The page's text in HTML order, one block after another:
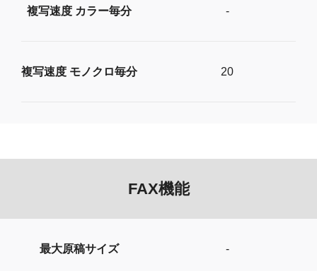
複写速度 カラー毎分 -
複写速度 モノクロ毎分 20
FAX機能
最大原稿サイズ -